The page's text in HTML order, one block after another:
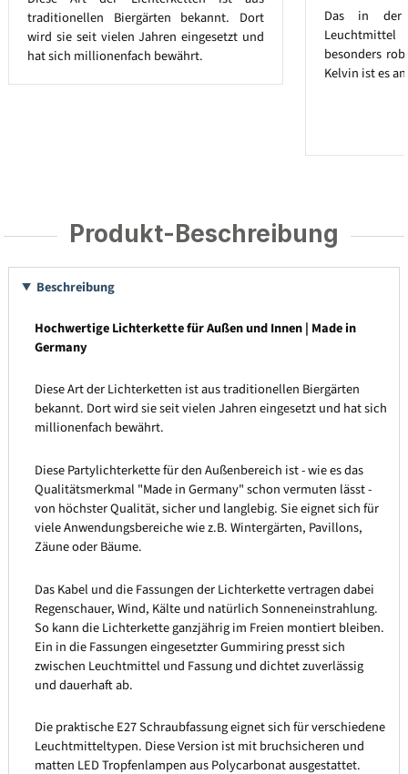
traditionellen Biergärten bekannt. Dort
wird sie seit vielen Jahren eingesetzt und
hat sich millionenfach bewährt.
Das in der
besonders
Kelvin ist es
Produkt-Beschreibung
Beschreibung
Hochwertige Lichterkette für Außen und Innen | Made in
Germany
Diese Art der Lichterketten ist aus traditionellen Biergärten
bekannt. Dort wird sie seit vielen Jahren eingesetzt und hat sich
millionenfach bewährt.
Diese Partylichterkette für den Außenbereich ist - wie es das
Qualitätsmerkmal "Made in Germany" schon vermuten lässt -
von höchster Qualität, sicher und langlebig. Sie eignet sich für
viele Anwendungsbereiche wie z.B. Wintergärten, Pavillons,
Zäune oder Bäume.
Das Kabel und die Fassungen der Lichterkette vertragen dabei
Regenschauer, Wind, Kälte und natürlich Sonneneinstrahlung.
So kann die Lichterkette ganzjährig im Freien montiert bleiben.
Ein in die Fassungen eingesetzter Gummiring presst sich
zwischen Leuchtmittel und Fassung und dichtet zuverlässig
und dauerhaft ab.
Die praktische E27 Schraubfassung eignet sich für verschiedene
Leuchtmitteltypen. Diese Version ist mit bruchsicheren und
matten LED Tropfenlampen aus Polycarbonat ausgestattet.